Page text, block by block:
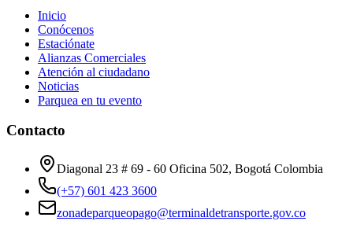
Inicio
Conócenos
Estaciónate
Alianzas Comerciales
Atención al ciudadano
Noticias
Parquea en tu evento
Contacto
Diagonal 23 # 69 - 60 Oficina 502, Bogotá Colombia
(+57) 601 423 3600
zonadeparqueopago@terminaldetransporte.gov.co